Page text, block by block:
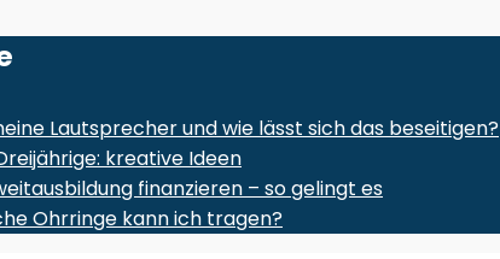
Lautsprecher und wie lässt sich das beseitigen?
kreative Ideen
finanzieren – so gelingt es
Ohrringe kann ich tragen?